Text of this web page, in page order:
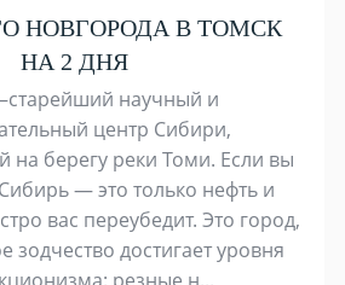
НОВГОРОДА В ТОМСК
НА 2 ДНЯ
научный и
центр Сибири,
на берегу реки Томи. Если вы
— это только нефть и
вас переубедит. Это город,
зодчество достигает уровня
резные н...